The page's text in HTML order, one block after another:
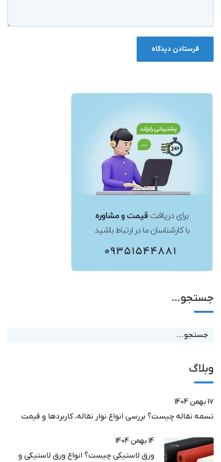
جستجو…
وبلاگ
17 بهمن 1404
تسمه نقاله چیست؟ بررسی انواع نوار نقاله، کاربردها و قیمت
14 بهمن 1404
ورق لاستیکی چیست؟ انواع ورق لاستیکی و